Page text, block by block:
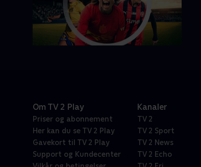
Om TV 2 Play
Priser og abonnement
Her kan du se TV 2 Play
Gavekort til TV 2 Play
Support og Kundecenter
Kanaler
TV 2
TV 2 Sport
TV 2 News
TV 2 Echo